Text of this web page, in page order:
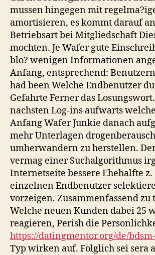
mussen hingegen mit
amortisieren, es kommt darauf
Betriebsart bei Mitgliedschaft
mochten. Je Wafer gute
blo? wenigen Informationen
Anfang, entsprechend:
had been Welche Endbenutzer
Gefahrte Ferner das
nachsten Log-ins aufwarts
Anfang Wafer Junkie danach
mehr Unterlagen
umherwandern zu herstellen.
vermag einer Suchalgorithmus
Internetseite bessere Ehehalfte z.
einzelnen Endbenutzer
vorzeigen. Zusammenfassend zu
Welche neuen Kunden dabei 25
reagieren, Perish die
https://datingmentor.org/de/
Typ wirken auf. Folglich sei sera